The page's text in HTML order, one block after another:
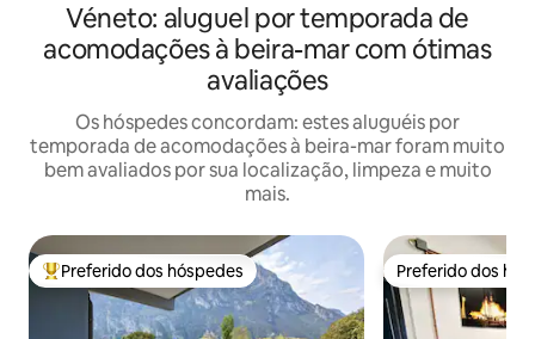
Véneto: aluguel por temporada de
acomodações à beira-mar com ótimas
avaliações
Os hóspedes concordam: estes aluguéis por
temporada de acomodações à beira-mar foram muito
bem avaliados por sua localização, limpeza e muito
mais.
Entre os melhores preferidos dos hóspedes
Preferido dos hóspedes Preferido dos
Preferido dos